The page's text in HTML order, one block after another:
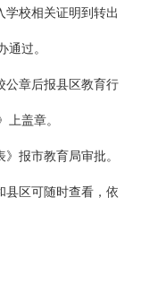
学校相关证明到转出
通过。
公章后报县区教育行
上盖章。
报市教育局审批。
县区可随时查看，依